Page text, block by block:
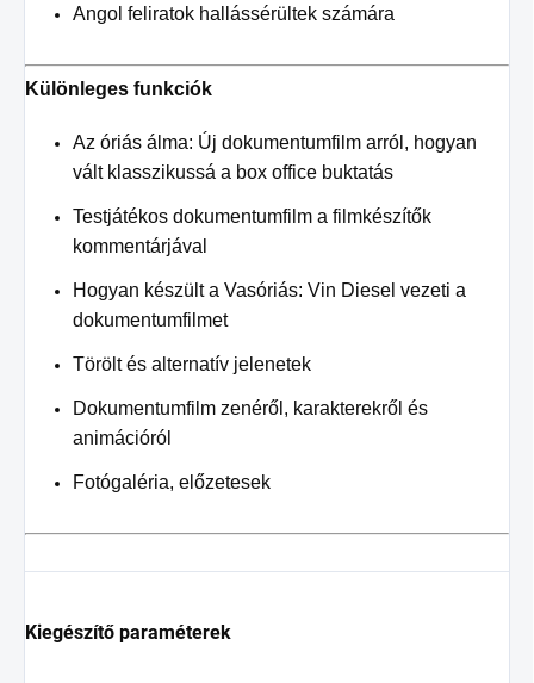
Angol feliratok hallássérültek számára
Különleges funkciók
Az óriás álma: Új dokumentumfilm arról, hogyan
vált klasszikussá a box office buktatás
Testjátékos dokumentumfilm a filmkészítők
kommentárjával
Hogyan készült a Vasóriás: Vin Diesel vezeti a
dokumentumfilmet
Törölt és alternatív jelenetek
Dokumentumfilm zenéről, karakterekről és
animációról
Fotógaléria, előzetesek
Kiegészítő paraméterek